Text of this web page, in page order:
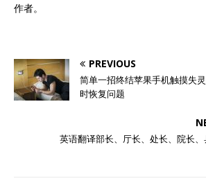
作者。
PREVIOUS
简单一招终结苹果手机触摸失
时恢复问题
英语翻译部长、厅长、处长、院长